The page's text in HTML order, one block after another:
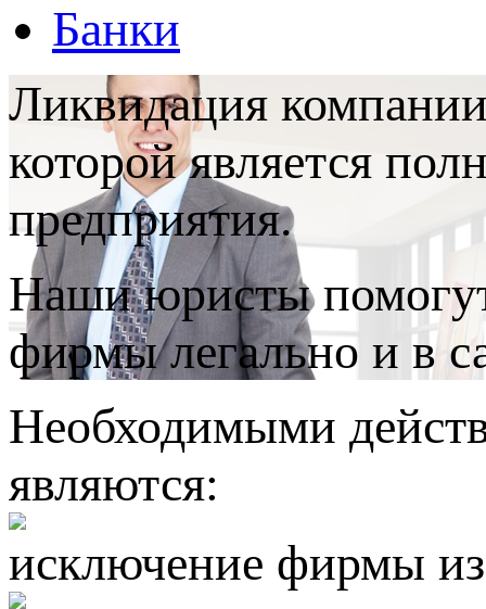
Банки
Ликвидация
которой является
предприятия.
Наши юристы
фирмы легально и в
Необходимыми
являются:
исключение фирмы